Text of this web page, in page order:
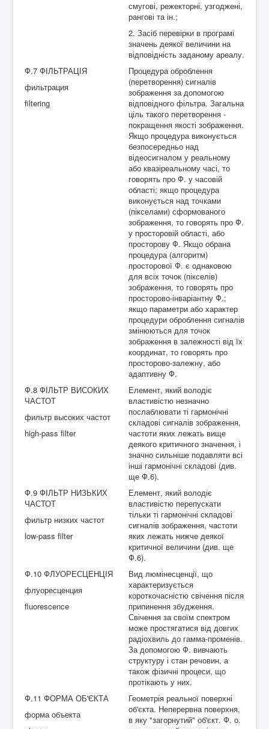
смугові, режекторні, узгоджені,
рангові та ін.;
2. Засіб перевірки в програмі
значень деякої величини на
відповідність заданому ареалу.
Ф.7 ФІЛЬТРАЦІЯ
фильтрация
filtering
Процедура оброблення
(перетворення) сигналів
зображення за допомогою
відповідного фільтра. Загальна
ціль такого перетворення -
покращення якості зображення.
Якщо процедура виконується
безпосередньо над
відеосигналом у реальному
або квазіреальному часі, то
говорять про Ф. у часовій
області; якщо процедура
виконується над точками
(пікселами) сформованого
зображення, то говорять про Ф.
у просторовій області, або
просторову Ф. Якщо обрана
процедура (алгоритм)
просторової Ф. є однаковою
для всіх точок (пікселів)
зображення, то говорять про
просторово-інваріантну Ф.;
якщо параметри або характер
процедури оброблення сигналів
змінюються для точок
зображення в залежності від їх
координат, то говорять про
просторово-залежну, або
адаптивну Ф.
Ф.8 ФІЛЬТР ВИСОКИХ
ЧАСТОТ
фильтр высоких частот
high-pass filter
Елемент, який володіє
властивістю незначно
послаблювати ті гармонічні
складові сигналів зображення,
частоти яких лежать вище
деякого критичного значення, і
значно сильніше подавляти всі
інші гармонічні складові (див.
ще Ф.6).
Ф.9 ФІЛЬТР НИЗЬКИХ
ЧАСТОТ
фильтр низких частот
low-pass filter
Елемент, який володіє
властивістю перепускати
тільки ті гармонічні складові
сигналів зображення, частоти
яких лежать нижче деякої
критичної величини (див. ще
Ф.6).
Ф.10 ФЛУОРЕСЦЕНЦІЯ
флуоресценция
fluorescence
Вид люмінесценції, що
характеризується
короткочасністю свічення після
припинення збудження.
Свічення за своїм спектром
може простягатися від довгих
радіохвиль до гамма-променів.
За допомогою Ф. вивчають
структуру і стан речовин, а
також фізичні процеси, що
протікають у них.
Ф.11 ФОРМА ОБ'ЄКТА
форма объекта
Геометрія реальної поверхні
об'єкта. Неперервна поверхня,
в яку "загорнутий" об'єкт. Ф. о.